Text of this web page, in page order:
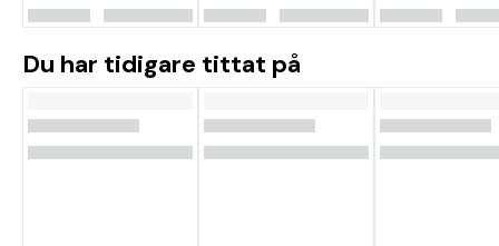
Du har tidigare tittat på